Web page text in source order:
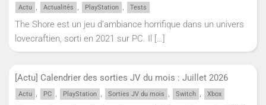
Actu , Actualités , PlayStation , Tests
The Shore est un jeu d’ambiance horrifique dans un univers
lovecraftien, sorti en 2021 sur PC. Il […]
[Actu] Calendrier des sorties JV du mois : Juillet 2026
Actu , PC , PlayStation , Sorties JV du mois , Switch , Xbox